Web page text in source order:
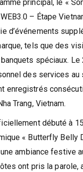
principal, le «
– Étape
d’événements
tels que des
spéciaux. Le
des services au
enregistrés
Trang, Vietnam.
débuté à
« Butterfly Belly
ambiance festive
ont pris la parole,